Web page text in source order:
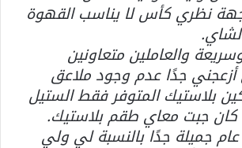
نظري كأس لا يناسب القهوة
والعاملين متعاونين
جدًا عدم وجود ملاعق
بلاستيك المتوفر فقط الستيل
كان جبت معاي طقم بلاستيك.
جميلة جدًا بالنسبة لي ولي